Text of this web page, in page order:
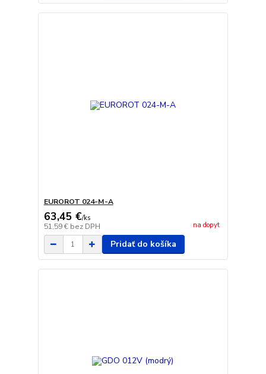
EUROROT 024-M-A
63,45 €/ks
51,59 € bez DPH na dopyt
Pridať do košíka